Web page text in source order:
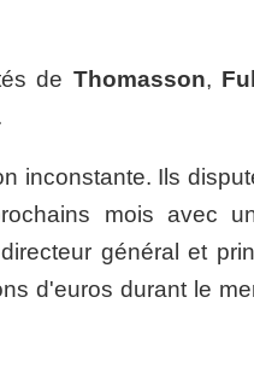
de Thomasson,
inconstante. Ils
mois avec
général et
d'euros durant le